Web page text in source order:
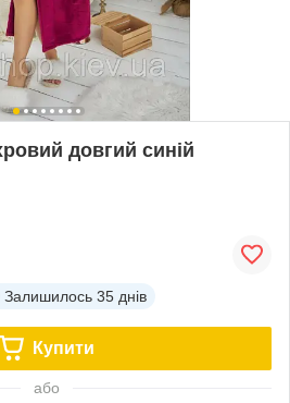
довгий синій
Залишилось 35 днів
Купити
або